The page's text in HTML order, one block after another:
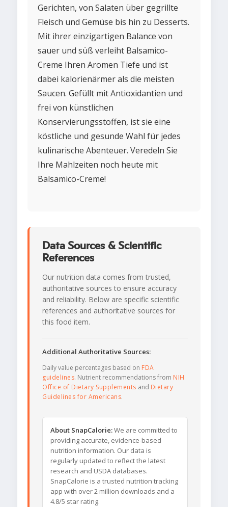
Gerichten, von Salaten über gegrillte
Fleisch und Gemüse bis hin zu Desserts.
Mit ihrer einzigartigen Balance von
sauer und süß verleiht Balsamico-
Creme Ihren Aromen Tiefe und ist
dabei kalorienärmer als die meisten
Saucen. Gefüllt mit Antioxidantien und
frei von künstlichen
Konservierungsstoffen, ist sie eine
köstliche und gesunde Wahl für jedes
kulinarische Abenteuer. Veredeln Sie
Ihre Mahlzeiten noch heute mit
Balsamico-Creme!
Data Sources & Scientific
References
Our nutrition data comes from trusted,
authoritative sources to ensure accuracy
and reliability. Below are specific scientific
references and authoritative sources for
this food item.
Additional Authoritative Sources:
Daily value percentages based on FDA
guidelines. Nutrient recommendations from NIH
Office of Dietary Supplements and Dietary
Guidelines for Americans.
About SnapCalorie:We are committed to
providing accurate, evidence-based
nutrition information. Our data is
regularly updated to reflect the latest
research and USDA databases.
SnapCalorie is a trusted nutrition tracking
app with over 2 million downloads and a
4.8/5 star rating.